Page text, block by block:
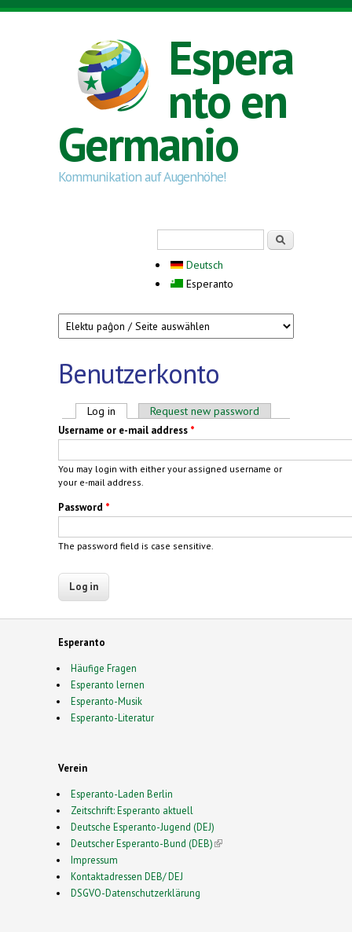
Skip to main content
Espera
nto en
Germanio
Kommunikation auf Augenhöhe!
Deutsch
Esperanto
Benutzerkonto
Primary tabs
Log in (active tab)Request new password
Username or e-mail address *
You may login with either your assigned username or
your e-mail address.
Password *
The password field is case sensitive.
Esperanto
Häufige Fragen
Esperanto lernen
Esperanto-Musik
Esperanto-Literatur
Verein
Esperanto-Laden Berlin
Zeitschrift: Esperanto aktuell
Deutsche Esperanto-Jugend (DEJ)
Deutscher Esperanto-Bund (DEB)(link is external)
Impressum
Kontaktadressen DEB/ DEJ
DSGVO-Datenschutzerklärung